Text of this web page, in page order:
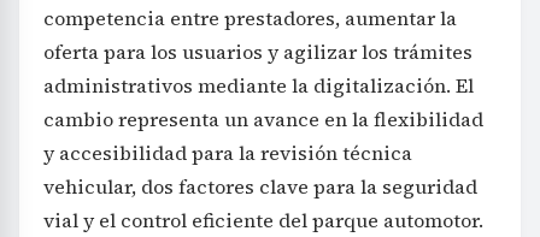
competencia entre prestadores, aumentar la
oferta para los usuarios y agilizar los trámites
administrativos mediante la digitalización. El
cambio representa un avance en la flexibilidad
y accesibilidad para la revisión técnica
vehicular, dos factores clave para la seguridad
vial y el control eficiente del parque automotor.